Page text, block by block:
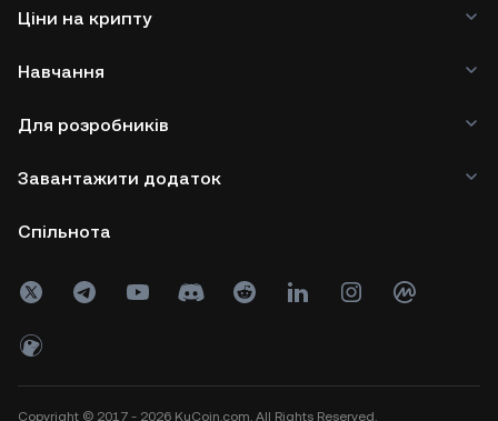
Ціни на крипту
Навчання
Для розробників
Завантажити додаток
Спільнота
Copyright © 2017 - 2026 KuCoin.com. All Rights Reserved.